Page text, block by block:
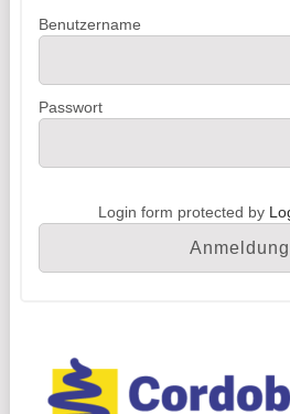
Benutzername
Passwort
Login form protected by